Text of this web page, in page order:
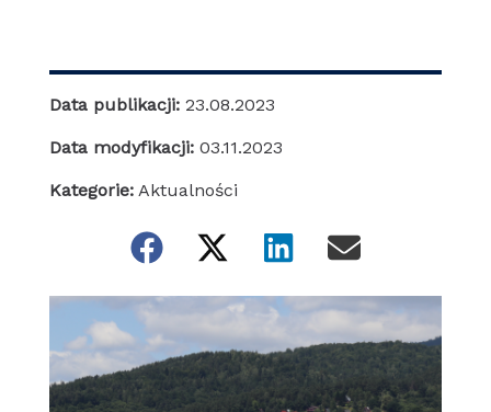
Data publikacji: 23.08.2023
Data modyfikacji: 03.11.2023
Kategorie: Aktualności